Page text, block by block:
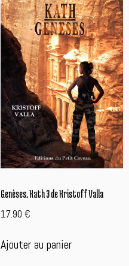
Genèses, Kath 3 de Kristoff Valla
17.90 €
Ajouter au panier